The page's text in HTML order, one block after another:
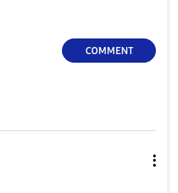
COMMENT